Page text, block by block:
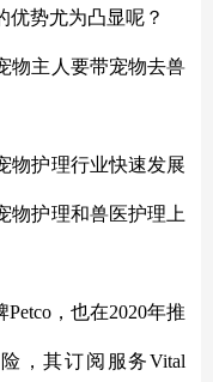
优势尤为凸显呢？
物主人要带宠物去兽
物护理行业快速发展
物护理和兽医护理上
，也在2020年推
，其订阅服务Vital